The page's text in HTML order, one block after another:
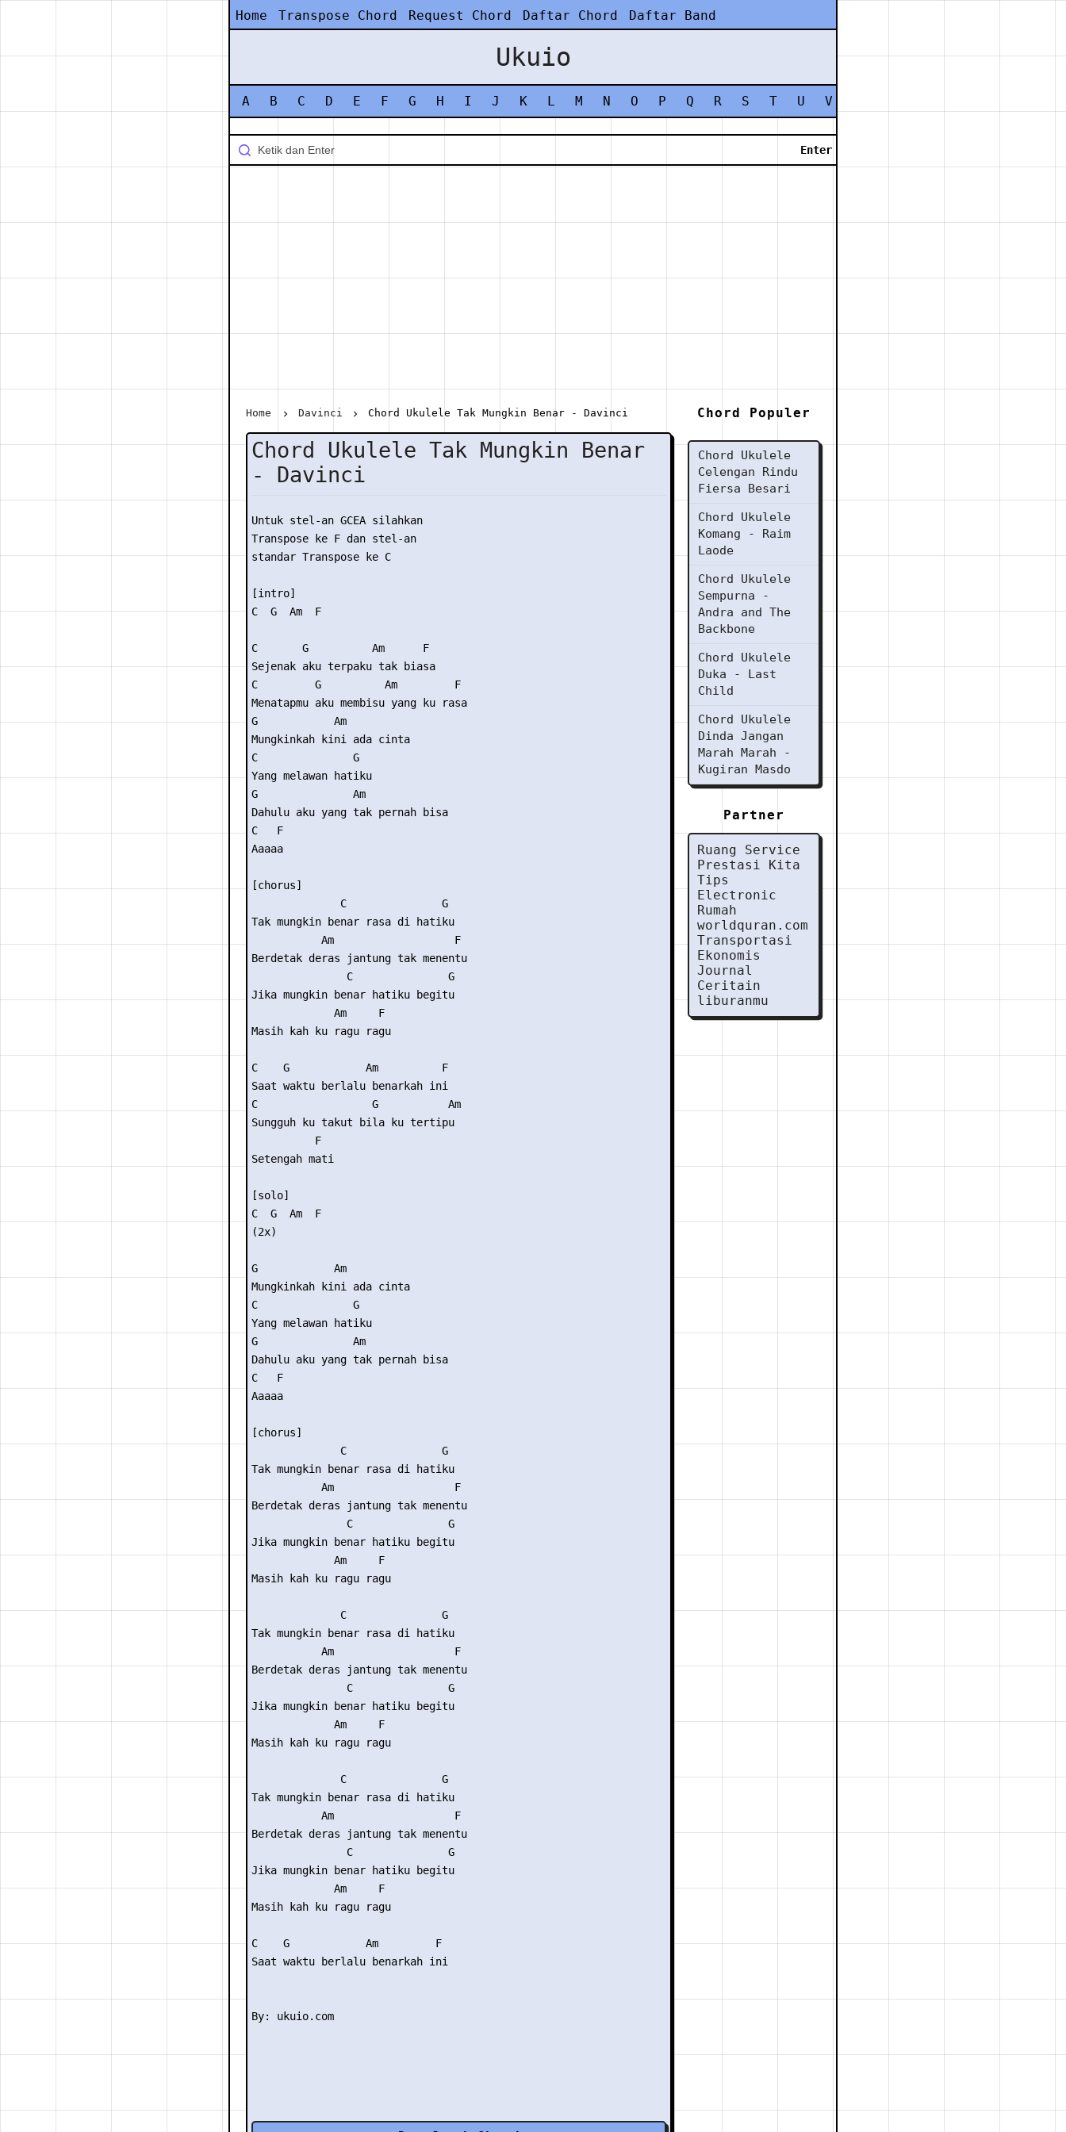
Home Transpose Chord Request Chord Daftar Chord Daftar Band
Ukuio
A B C D E F G H I J K L M N O P Q R S T U V
Home Davinci Chord Ukulele Tak Mungkin Benar - Davinci
Chord Ukulele Tak Mungkin Benar
- Davinci
Untuk stel-an GCEA silahkan
Transpose ke F dan stel-an
standar Transpose ke C
[intro]
C  G  Am  F
C       G          Am      F
Sejenak aku terpaku tak biasa
C         G          Am         F
Menatapmu aku membisu yang ku rasa
G            Am
Mungkinkah kini ada cinta
C               G
Yang melawan hatiku
G               Am
Dahulu aku yang tak pernah bisa
C   F
Aaaaa
[chorus]
              C               G
Tak mungkin benar rasa di hatiku
           Am                   F
Berdetak deras jantung tak menentu
               C               G
Jika mungkin benar hatiku begitu
             Am     F
Masih kah ku ragu ragu
C    G            Am          F
Saat waktu berlalu benarkah ini
C                  G           Am
Sungguh ku takut bila ku tertipu
          F
Setengah mati
[solo]
C  G  Am  F
(2x)
G            Am
Mungkinkah kini ada cinta
C               G
Yang melawan hatiku
G               Am
Dahulu aku yang tak pernah bisa
C   F
Aaaaa
[chorus]
              C               G
Tak mungkin benar rasa di hatiku
           Am                   F
Berdetak deras jantung tak menentu
               C               G
Jika mungkin benar hatiku begitu
             Am     F
Masih kah ku ragu ragu
              C               G
Tak mungkin benar rasa di hatiku
           Am                   F
Berdetak deras jantung tak menentu
               C               G
Jika mungkin benar hatiku begitu
             Am     F
Masih kah ku ragu ragu
              C               G
Tak mungkin benar rasa di hatiku
           Am                   F
Berdetak deras jantung tak menentu
               C               G
Jika mungkin benar hatiku begitu
             Am     F
Masih kah ku ragu ragu
C    G            Am         F
Saat waktu berlalu benarkah ini
Chord Populer
Chord Ukulele
Celengan Rindu
Fiersa Besari
Chord Ukulele
Komang - Raim
Laode
Chord Ukulele
Sempurna -
Andra and The
Backbone
Chord Ukulele
Duka - Last
Child
Chord Ukulele
Dinda Jangan
Marah Marah -
Kugiran Masdo
Partner
Ruang Service
Prestasi Kita
Tips
Electronic
Rumah
worldquran.com
Transportasi
Ekonomis
Journal
Ceritain
liburanmu